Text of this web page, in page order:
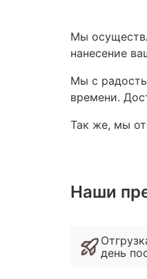
Мы
нанесение
Мы с
времени.
Так же, мы
Наши
день